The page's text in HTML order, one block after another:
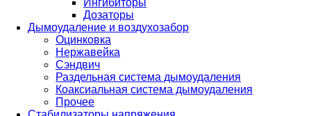
Дозаторы
Дымоудаление и воздухозабор
Оцинковка
Нержавейка
Сэндвич
Раздельная система дымоудаления
Коаксиальная система дымоудаления
Прочее